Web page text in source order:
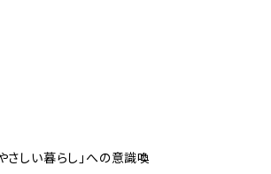
しい暮らし」への意識喚